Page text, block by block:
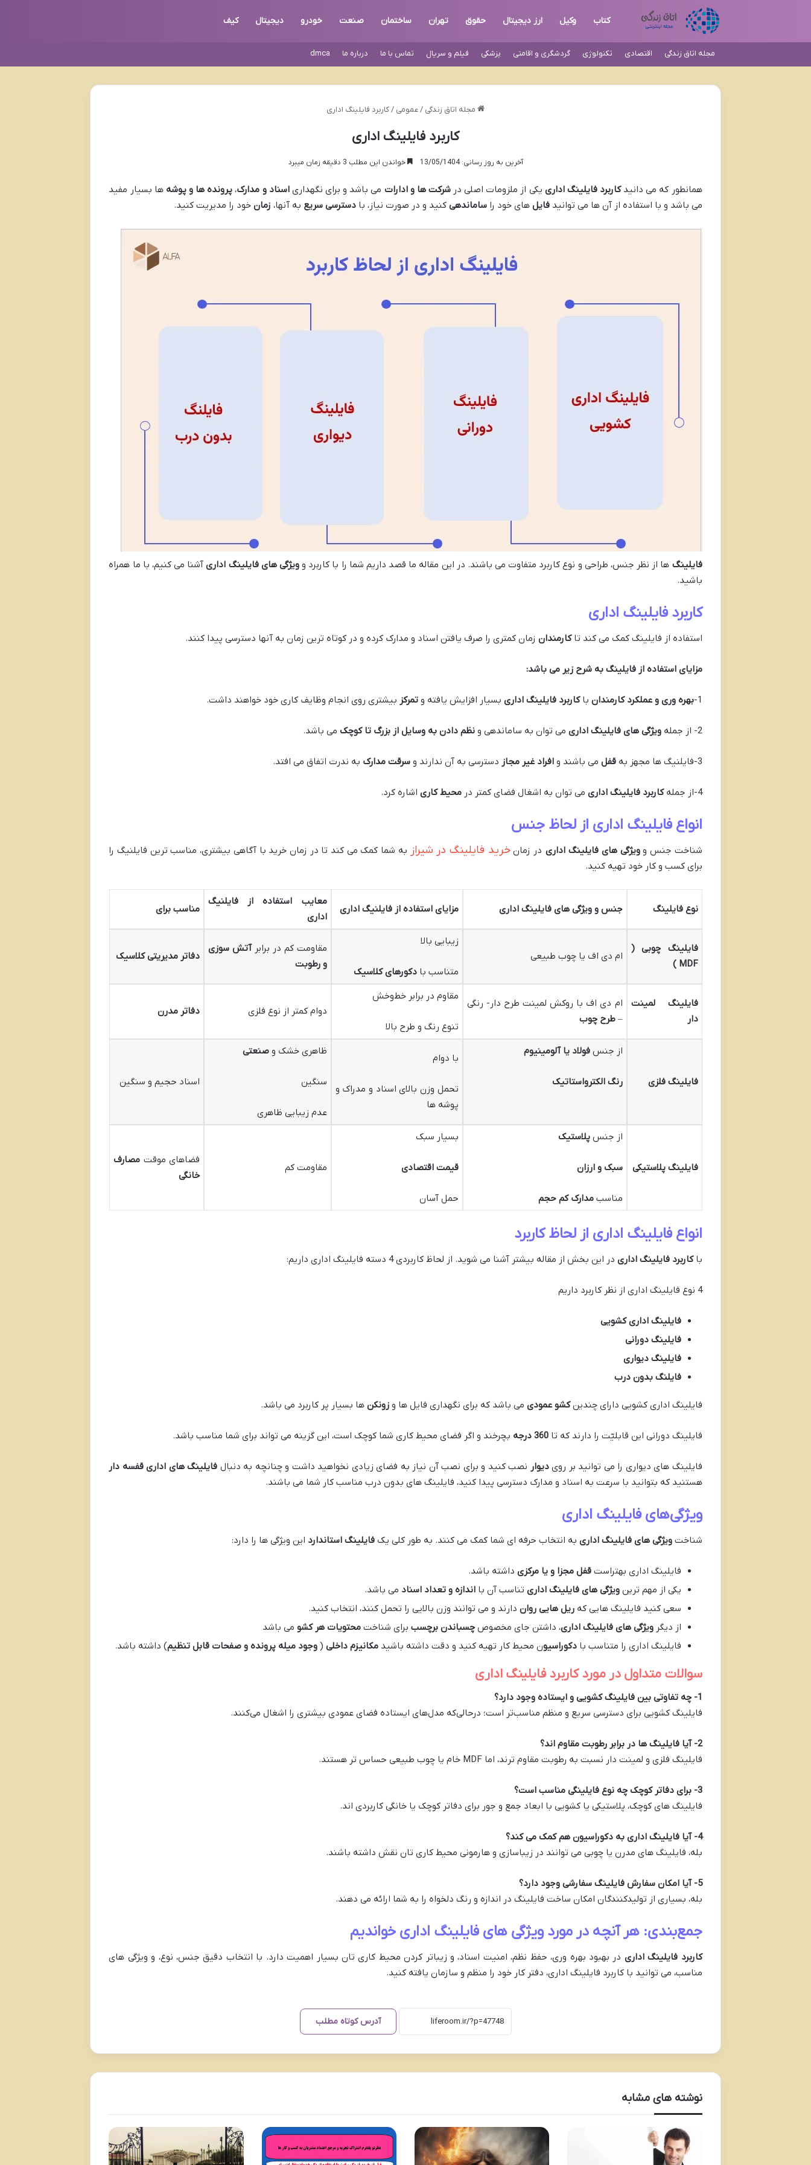
کتاب وکیل ارز دیجیتال حقوق تهران ساختمان صنعت خودرو دیجیتال کیف
مجله اتاق زندگی اقتصادی تکنولوژی گردشگری و اقامتی پزشکی فیلم و سریال تماس با ما درباره ما dmca
مجله اتاق زندگی /عمومی /کاربرد فایلینگ اداری
کاربرد فایلینگ اداری
آخرین به روز رسانی: 13/05/1404 خواندن این مطلب 3 دقیقه زمان میبرد
همانطور که می دانیدکاربرد فایلینگ اداری یکی از ملزومات اصلی درشرکت ها و ادارات می باشد و برای نگهداریاسناد و مدارک، پرونده ها و پوشه ها بسیار مفید
می باشد و با استفاده از آن ها می توانیدفایل های خود راساماندهی کنید و در صورت نیاز، بادسترسی سریع به آنها، زمان خود را مدیریت کنید.
فایلینگ ها از نظر جنس، طراحی و نوع کاربرد متفاوت می باشند. در این مقاله ما قصد داریم شما را با کاربرد وویژگی های فایلینگ اداریآشنا می کنیم، با ما همراه
باشید.
کاربرد فایلینگ اداری
استفاده از فایلینگ کمک می کند تاکارمندان زمان کمتری را صرف یافتن اسناد و مدارک کرده و در کوتاه ترین زمان به آنها دسترسی پیدا کنند.
مزایای استفاده از فایلینگ به شرح زیر می باشد:
1- بهره وری و عملکرد کارمندان باکاربرد فایلینگ اداری بسیار افزایش یافته و تمرکز بیشتری روی انجام وظایف کاری خود خواهند داشت.
2- از جمله ویژگی های فایلینگ اداری می توان به ساماندهی ونظم دادن به وسایل از بزرگ تا کوچک می باشد.
3-فایلنیگ ها مجهز به قفل می باشند وافراد غیر مجاز دسترسی به آن ندارند وسرقت مدارک به ندرت اتفاق می افتد.
4-از جمله کاربرد فایلینگ اداری می توان به اشغال فضای کمتر درمحیط کاری اشاره کرد.
انواع فایلینگ اداری از لحاظ جنس
شناخت جنس وویژگی های فایلینگ اداریدر زمانخرید فایلینگ در شیراز به شما کمک می کند تا در زمان خرید با آگاهی بیشتری، مناسب ترین فایلنیگ را
برای کسب و کار خود تهیه کنید.
نوع فایلینگ جنس و ویژگی های فایلینگ اداری مزایای استفاده از فایلنیگ اداری
معایب استفاده از فایلنیگ
اداری
مناسب برای
فایلینگ چوبی (
MDF
)
ام دی اف یا چوب طبیعی
زیبایی بالا
متناسب با دکورهای کلاسیک
مقاومت کم در برابرآتش سوزی
و رطوبت
دفاتر مدیریتی کلاسیک
فایلینگ لمینت
دار
ام ‌دی ‌اف با روکش لمینت طرح ‌دار- رنگی
–طرح چوب
مقاوم در برابر خط‌و‌خش
تنوع رنگ و طرح بالا
دوام کمتر از نوع فلزی دفاتر مدرن
فایلینگ فلزی
از جنسفولاد یا آلومینیوم
رنگالکترواستاتیک
با دوام
تحمل وزن بالای اسناد و مدراک و
پوشه ها
ظاهری خشک وصنعتی
سنگین
عدم زیبایی ظاهری
اسناد حجیم و سنگین
فایلینگ پلاستیکی
از جنس پلاستیک
سبک و ارزان
مناسبمدارک کم حجم
بسیار سبک
قیمت اقتصادی
حمل آسان
مقاومت کم
فضاهای موقتمصارف
خانگی
انواع فایلینگ اداری از لحاظ کاربرد
باکاربرد فایلینگ اداری در این بخش از مقاله بیشتر آشنا می شوید. از لحاظ کاربردی 4 دسته فایلینگ اداری داریم:
4 نوع فایلینگ اداری از نظر کاربرد داریم
فایلینگ اداری کشویی
فایلینگ دورانی
فایلینگ دیواری
فایلنگ بدون درب
فایلینگ اداری کشویی دارای چندینکشو عمودی می باشد که برای نگهداری فایل ها وزونکن ها بسیار پر کاربرد می باشد.
فایلینگ دورانی این قابلیّت را دارند که تا360 درجه بچرخند و اگر فضای محیط کاری شما کوچک است، این گزینه می تواند برای شما مناسب باشد.
فایلینگ های دیواری را می توانید بر رویدیوار نصب کنید و برای نصب آن نیاز به فضای زیادی نخواهید داشت و چنانچه به دنبال فایلینگ های اداری قفسه دار
هستنید که بتوانید با سرعت به اسناد و مدارک دسترسی پیدا کنید، فایلینگ های بدون درب مناسب کار شما می باشند.
ویژگی‌های فایلینگ اداری
شناختویژگی های فایلینگ اداری به انتخاب حرفه ای شما کمک می کنند. به طور کلی یکفایلینگ استاندارد این ویژگی ها را دارد:
فایلینگ اداری بهتراستقفل مجزا و یا مرکزی داشته باشد.
یکی از مهم ترینویژگی های فایلینگ اداری تناسب آن با اندازه و تعداد اسناد می باشد.
سعی کنید فایلینگ هایی کهریل هایی روان دارند و می توانند وزن بالایی را تحمل کنند، انتخاب کنید.
از دیگرویژگی های فایلینگ اداری، داشتن جای مخصوصچسباندن برچسب برای شناخت محتویات هر کشو می باشد
فایلینگ اداری را متناسب بادکوراسیون محیط کار تهیه کنید و دقت داشته باشیدمکانیزم داخلی (وجود میله پرونده و صفحات قابل تنظیم) داشته باشد.
سوالات متداول در مورد کاربرد فایلینگ اداری
1- چه تفاوتی بین فایلینگ کشویی و ایستاده وجود دارد؟
فایلینگ کشویی برای دسترسی سریع و منظم مناسب‌تر است؛ درحالی‌که مدل‌های ایستاده فضای عمودی بیشتری را اشغال می‌کنند.
2- آیا فایلینگ ‌ها در برابر رطوبت مقاوم ‌اند؟
فایلینگ فلزی و لمینت‌ دار نسبت به رطوبت مقاوم‌ ترند، اما MDF خام یا چوب طبیعی حساس ‌تر هستند.
3- برای دفاتر کوچک چه نوع فایلینگی مناسب است؟
فایلینگ ‌های کوچک، پلاستیکی یا کشویی با ابعاد جمع ‌و جور برای دفاتر کوچک یا خانگی کاربردی ‌اند.
4- آیا فایلینگ اداری به دکوراسیون هم کمک می ‌کند؟
بله، فایلینگ ‌های مدرن یا چوبی می‌ توانند در زیباسازی و هارمونی محیط کاری تان نقش داشته باشند.
5- آیا امکان سفارش فایلینگ سفارشی وجود دارد؟
بله، بسیاری از تولیدکنندگان امکان ساخت فایلینگ در اندازه و رنگ دلخواه را به شما ارائه می‌ دهند.
جمع‌بندی: هر آنچه در مورد ویژگی های فایلینگ اداری خواندیم
کاربرد فایلینگ اداری در بهبود بهره‌ وری، حفظ نظم، امنیت اسناد، و زیباتر کردن محیط کاری تان بسیار اهمیت دارد. با انتخاب دقیق جنس، نوع، و ویژگی ‌های
مناسب، می ‌توانید با کاربرد فایلینگ اداری، دفتر کار خود را منظم و سازمان یافته کنید.
آدرس کوتاه مطلب
نوشته های مشابه